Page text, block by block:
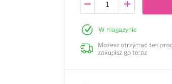
W magazynie
Możesz otrzymać ten
zakupisz go teraz